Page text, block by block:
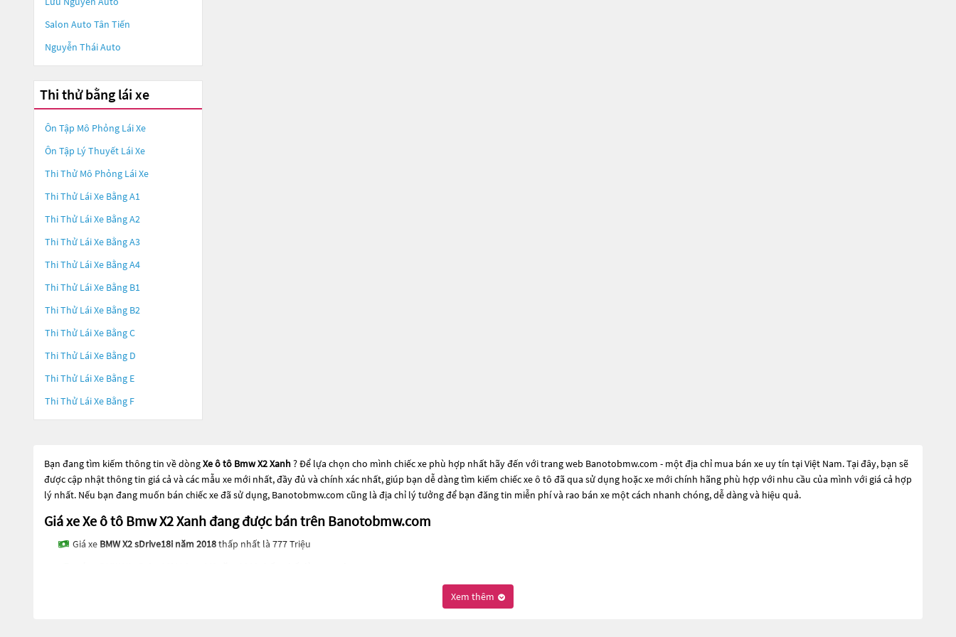
Salon Auto Tân Tiến
Nguyễn Thái Auto
Thi thử bằng lái xe
Ôn Tập Mô Phỏng Lái Xe
Ôn Tập Lý Thuyết Lái Xe
Thi Thử Mô Phỏng Lái Xe
Thi Thử Lái Xe Bằng A1
Thi Thử Lái Xe Bằng A2
Thi Thử Lái Xe Bằng A3
Thi Thử Lái Xe Bằng A4
Thi Thử Lái Xe Bằng B1
Thi Thử Lái Xe Bằng B2
Thi Thử Lái Xe Bằng C
Thi Thử Lái Xe Bằng D
Thi Thử Lái Xe Bằng E
Thi Thử Lái Xe Bằng F
Bạn đang tìm kiếm thông tin về dòngXe ô tô Bmw X2 Xanh? Để lựa chọn cho mình chiếc xe phù hợp nhất hãy đến với trang web Banotobmw.com - một địa chỉ mua bán xe uy tín tại Việt Nam. Tại đây, bạn sẽ
được cập nhật thông tin giá cả và các mẫu xe mới nhất, đầy đủ và chính xác nhất, giúp bạn dễ dàng tìm kiếm chiếc xe ô tô đã qua sử dụng hoặc xe mới chính hãng phù hợp với nhu cầu của mình với giá cả hợp
lý nhất. Nếu bạn đang muốn bán chiếc xe đã sử dụng, Banotobmw.com cũng là địa chỉ lý tưởng để bạn đăng tin miễn phí và rao bán xe một cách nhanh chóng, dễ dàng và hiệu quả.
Giá xe Xe ô tô Bmw X2 Xanh đang được bán trên Banotobmw.com
Giá xe BMW X2 sDrive18i năm 2018thấp nhất là 777 Triệu
đang trở thành một lựa chọn phổ biến cho những người đang tìm kiếm chiếc xe đáng tin cậy. Và để đáp ứng nhu cầu đó, các dòng
này có thể là những dòng xe đời cũ đã được nâng cấp, hoặc là các dòng xe mới với thiết kế hiện đại và công nghệ tiên tiến. Các dòng
Xem thêm